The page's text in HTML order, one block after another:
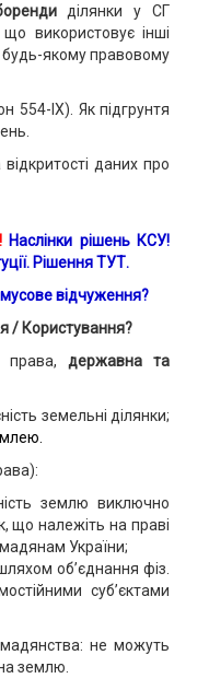
ділянки у СГ
використовує інші
будь-якому правовому
554-IX). Як підгрунтя
даних про
Наслінки рішень КСУ!
Рішення ТУТ.
відчуження?
/ Користування?
права,державна та
земельні ділянки;
землю виключно
що належіть на праві
України;
об’єднання фіз.
суб’єктами
не можуть
землю.